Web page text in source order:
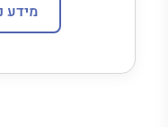
מידע